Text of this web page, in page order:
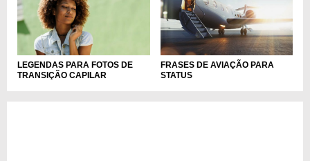
LEGENDAS PARA FOTOS DE
TRANSIÇÃO CAPILAR
FRASES DE AVIAÇÃO PARA
STATUS